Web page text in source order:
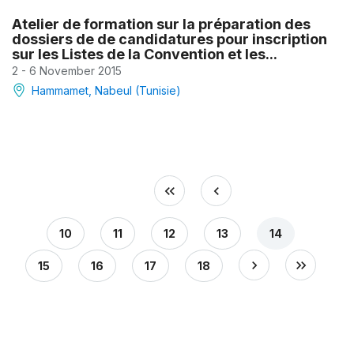
Atelier de formation sur la préparation des
dossiers de de candidatures pour inscription
sur les Listes de la Convention et les...
2 - 6 November 2015
Hammamet, Nabeul (Tunisie)
10 11 12 13 14
15 16 17 18